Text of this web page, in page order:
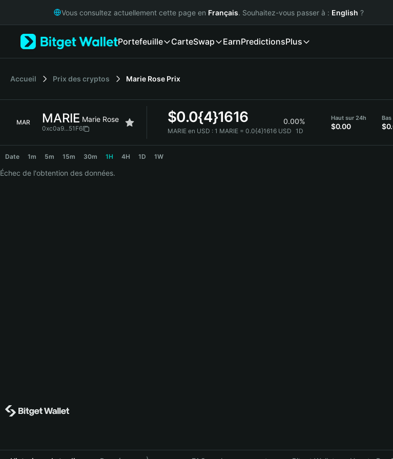
Русский
Italiano
Bahasa Indonesia
हिन्दी
Vous consultez actuellement cette page en Français. Souhaitez-vous passer à : English ?
Portefeuille CarteSwap EarnPredictionsPlus
Accueil Prix des cryptos Marie Rose Prix
MAR MARIE Marie Rose
0xc0a9...51F6
$0.0{4}1616 0.00%
MARIE en USD : 1 MARIE = 0.0{4}1616 USD 1D
Haut sur 24h
$0.00
Date 1m 5m 15m 30m 1H 4H 1D 1W
Échec de l'obtention des données.